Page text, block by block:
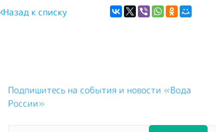
Назад к списку
Подпишитесь на события и новости «Вода
России»